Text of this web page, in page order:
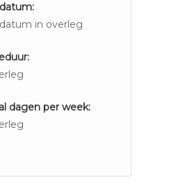
in overleg
dagen per week: